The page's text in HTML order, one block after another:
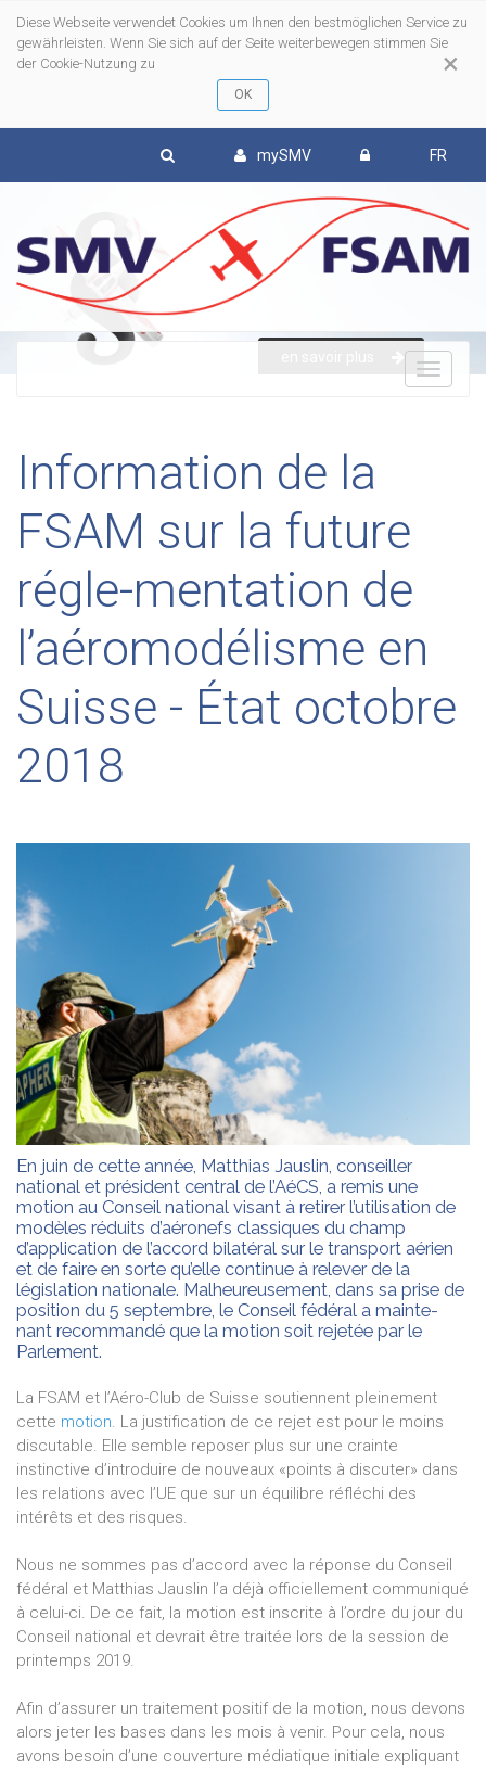
×
Diese Webseite verwendet Cookies um Ihnen den bestmöglichen Service zu
gewährleisten. Wenn Sie sich auf der Seite weiterbewegen stimmen Sie
der Cookie-Nutzung zu
mySMV FR
Information de la
FSAM sur la future
régle-mentation de
l’aéromodélisme en
Suisse - État octobre
2018
En juin de cette année, Matthias Jauslin, conseiller
national et président central de l’AéCS, a remis une
motion au Conseil national visant à retirer l’utilisation de
modèles réduits d’aéronefs classiques du champ
d’application de l’accord bilatéral sur le transport aérien
et de faire en sorte qu’elle continue à relever de la
législation nationale. Malheureusement, dans sa prise de
position du 5 septembre, le Conseil fédéral a mainte-
nant recommandé que la motion soit rejetée par le
Parlement.
La FSAM et l’Aéro-Club de Suisse soutiennent pleinement
cette motion. La justification de ce rejet est pour le moins
discutable. Elle semble reposer plus sur une crainte
instinctive d’introduire de nouveaux «points à discuter» dans
les relations avec l’UE que sur un équilibre réfléchi des
intérêts et des risques.
Nous ne sommes pas d’accord avec la réponse du Conseil
fédéral et Matthias Jauslin l’a déjà officiellement communiqué
à celui-ci. De ce fait, la motion est inscrite à l’ordre du jour du
Conseil national et devrait être traitée lors de la session de
printemps 2019.
Afin d’assurer un traitement positif de la motion, nous devons
alors jeter les bases dans les mois à venir. Pour cela, nous
avons besoin d’une couverture médiatique initiale expliquant